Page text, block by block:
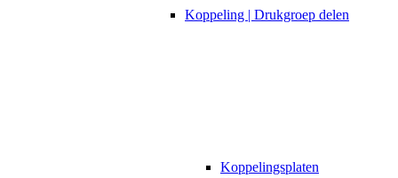
Koppeling | Drukgroep delen
Koppelingsplaten